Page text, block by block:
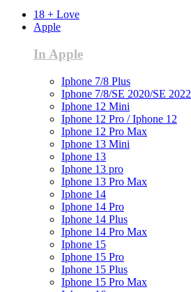
18 + Love
Apple
In Apple
Iphone 7/8 Plus
Iphone 7/8/SE 2020/SE 2022
Iphone 12 Mini
Iphone 12 Pro / Iphone 12
Iphone 12 Pro Max
Iphone 13 Mini
Iphone 13
Iphone 13 pro
Iphone 13 Pro Max
Iphone 14
Iphone 14 Pro
Iphone 14 Plus
Iphone 14 Pro Max
Iphone 15
Iphone 15 Pro
Iphone 15 Plus
Iphone 15 Pro Max